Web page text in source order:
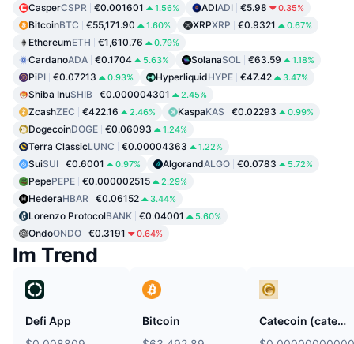
CasperCSPR €0.001601 1.56% ADIADI €5.98 0.35%
BitcoinBTC €55,171.90 1.60% XRPXRP €0.9321 0.67%
EthereumETH €1,610.76 0.79%
CardanoADA €0.1704 5.63% SolanaSOL €63.59 1.18%
PiPI €0.07213 0.93% HyperliquidHYPE €47.42 3.47%
Shiba InuSHIB €0.000004301 2.45%
ZcashZEC €422.16 2.46% KaspaKAS €0.02293 0.99%
DogecoinDOGE €0.06093 1.24%
Terra ClassicLUNC €0.00004363 1.22%
SuiSUI €0.6001 0.97% AlgorandALGO €0.0783 5.72%
PepePEPE €0.000002515 2.29%
HederaHBAR €0.06152 3.44%
Lorenzo ProtocolBANK €0.04001 5.60%
OndoONDO €0.3191 0.64%
Im Trend
Defi App
Bitcoin
Catecoin (catecoin.shop)